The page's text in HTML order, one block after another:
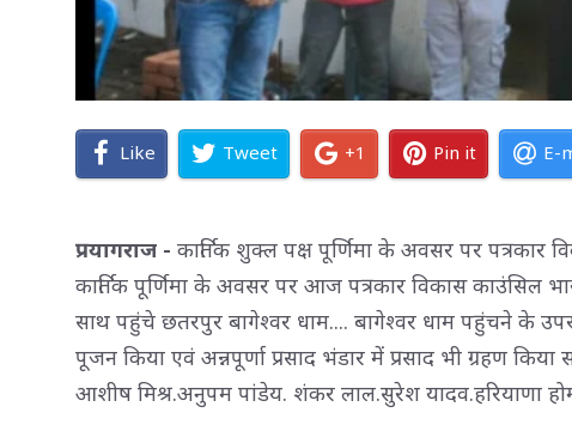
Like Tweet +1 Pin it E-
प्रयागराज - कार्तिक शुक्ल पक्ष पूर्णिमा के अवसर पर पत्रकार
कार्तिक पूर्णिमा के अवसर पर आज पत्रकार विकास काउंसिल
साथ पहुंचे छतरपुर बागेश्वर धाम.... बागेश्वर धाम पहुंचने के
पूजन किया एवं अन्नपूर्णा प्रसाद भंडार में प्रसाद भी ग्रहण किया
आशीष मिश्र.अनुपम पांडेय. शंकर लाल.सुरेश यादव.हरियाणा